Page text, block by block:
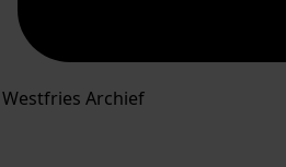
Archief